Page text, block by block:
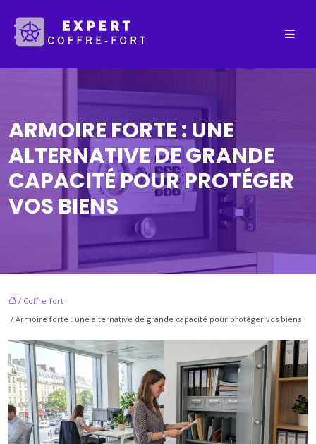
ARMOIRE FORTE : UNE
ALTERNATIVE DE GRANDE
CAPACITÉ POUR PROTÉGER
VOS BIENS
/ Coffre-fort
/ Armoire forte : une alternative de grande capacité pour protéger vos biens